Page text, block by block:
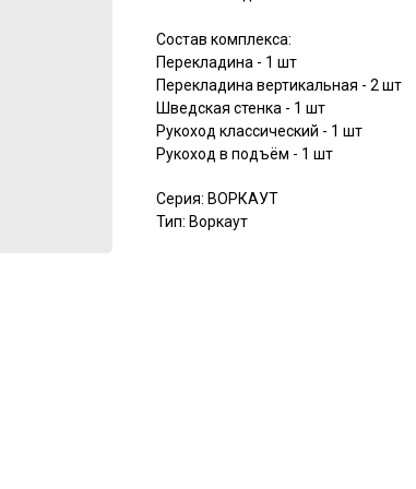
Состав комплекса:
Перекладина - 1 шт
Перекладина вертикальная - 2 шт
Шведская стенка - 1 шт
Рукоход классический - 1 шт
Рукоход в подъём - 1 шт
Серия: ВОРКАУТ
Тип: Воркаут